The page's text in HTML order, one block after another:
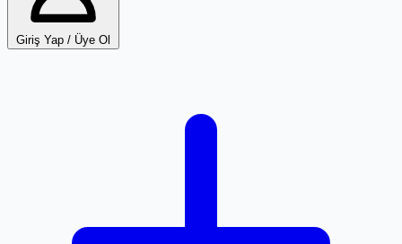
Giriş Yap / Üye Ol